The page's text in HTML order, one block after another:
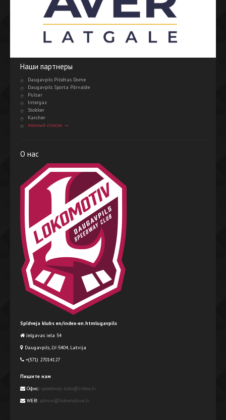
Наши партнеры
Daugavpils Pilsētas Dome
Daugavpils Sporta Pārvalde
Pulsar
Intergaz
Stokker
Karcher
полный список →
О нас
Spīdveja klubs en/index-en.htmlugavpils
Jelgavas iela 54
Daugavpils, LV-5404, Latvija
+(371) 27014127
Пишите нам
Офис: speedway-loko@inbox.lv
WEB: admin@lokomotive.lv